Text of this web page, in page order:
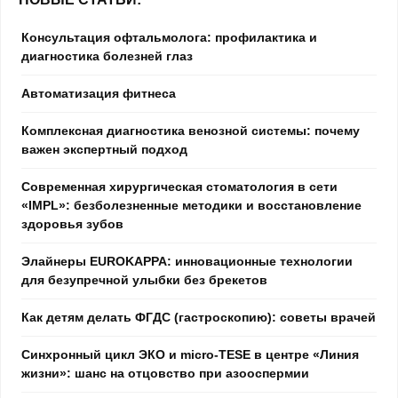
Консультация офтальмолога: профилактика и
диагностика болезней глаз
Автоматизация фитнеса
Комплексная диагностика венозной системы: почему
важен экспертный подход
Современная хирургическая стоматология в сети
«IMPL»: безболезненные методики и восстановление
здоровья зубов
Элайнеры EUROKAPPA: инновационные технологии
для безупречной улыбки без брекетов
Как детям делать ФГДС (гастроскопию): советы врачей
Синхронный цикл ЭКО и micro-TESE в центре «Линия
жизни»: шанс на отцовство при азооспермии